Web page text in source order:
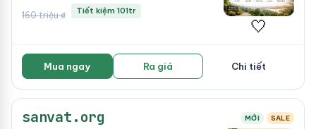
160 triệu ₫ Tiết kiệm 101tr
🤍
Mua ngay Ra giá Chi tiết
sanvat.org MỚI SALE